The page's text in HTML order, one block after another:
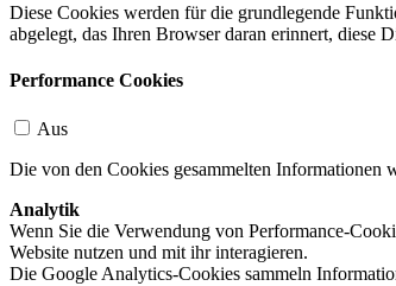
Diese Cookies werden für die grundlegende
abgelegt, das Ihren Browser daran erinnert, diese
Performance Cookies
Aus
Die von den Cookies gesammelten Informationen
Analytik
Wenn Sie die Verwendung von Performance-
Website nutzen und mit ihr interagieren.
Die Google Analytics-Cookies sammeln